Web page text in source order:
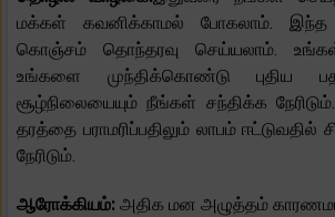
மக்கள் கவனிக்காமல் போகலாம்.
கொஞ்சம் தொந்தரவு செய்யலாம்.
உங்களை முந்திக்கொண்டு புதிய
சூழ்நிலையையும் நீங்கள் சந்திக்க
தரத்தை பராமரிப்பதிலும் லாபம்
நேரிடும்.
ஆரோக்கியம்: அதிக மன அழுத்தம்